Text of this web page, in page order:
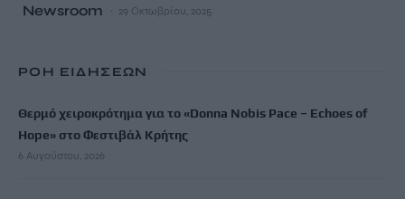
Newsroom 29 Οκτωβρίου, 2025
ΡΟΗ ΕΙΔΗΣΕΩΝ
Θερμό χειροκρότημα για το «Donna Nobis Pace – Echoes of
Hope» στο Φεστιβάλ Κρήτης
6 Αυγούστου, 2026